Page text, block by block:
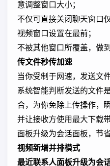
意调整窗口大小；
不仅可直接关闭聊天窗口
视频窗口设置在最前；
不被其他窗口所覆盖，做
传文件秒传加速
当你受制于网速，发送文
系统智能判断发送的文件
合，为你免除上传操作，
并让接收方使用最大下载
面板升级为会话面板，节
视频新增并排模式
最近联系人面板升级为会